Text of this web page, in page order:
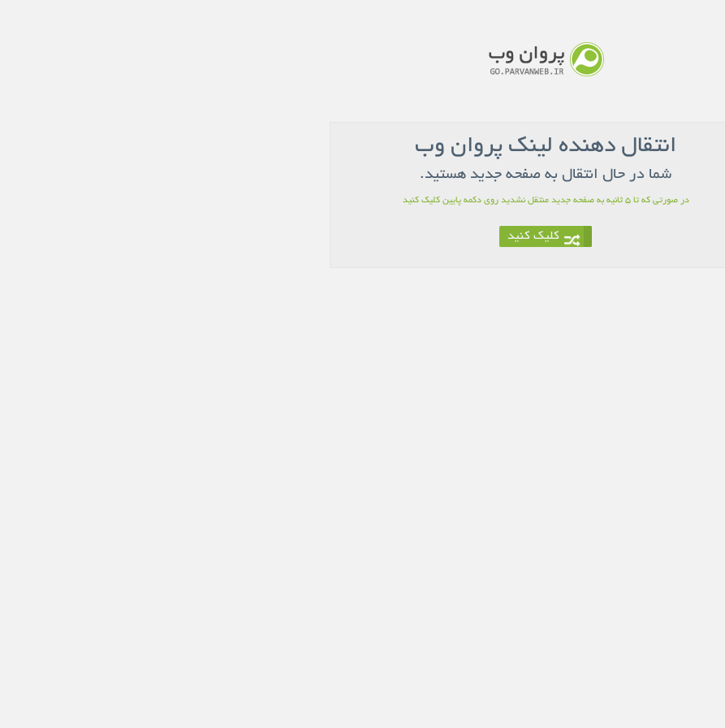
انتقال دهنده لینک پروان وب
شما در حال انتقال به صفحه جدید هستید.
در صورتی که تا 5 ثانیه به صفحه جدید منتقل نشدید روی دکمه پایین کلیک کنید
کلیک کنید